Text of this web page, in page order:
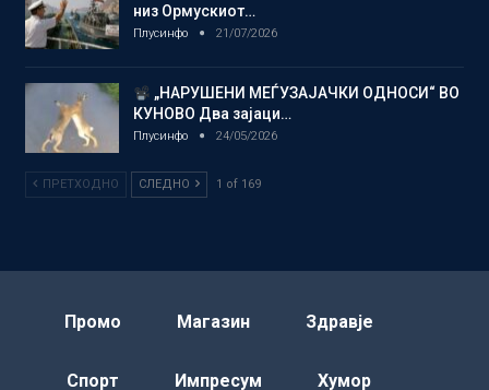
низ Ормускиот…
Плусинфо 21/07/2026
„НАРУШЕНИ МЕЃУЗАЈАЧКИ ОДНОСИ“ ВО
КУНОВО Два зајаци…
Плусинфо 24/05/2026
ПРЕТХОДНО СЛЕДНО 1 of 169
Промо Магазин Здравје
Спорт Импресум Хумор